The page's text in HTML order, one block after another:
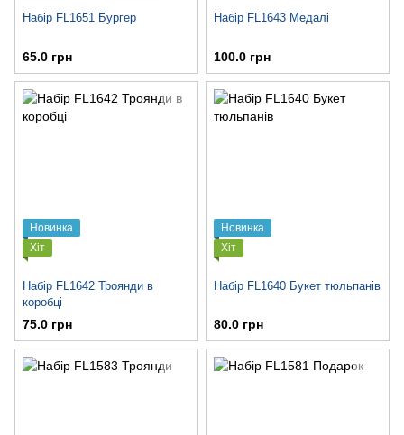
Набір FL1651 Бургер
65.0 грн
Набір FL1643 Медалі
100.0 грн
Новинка
Хіт
Набір FL1642 Троянди в
коробці
75.0 грн
Новинка
Хіт
Набір FL1640 Букет тюльпанів
80.0 грн